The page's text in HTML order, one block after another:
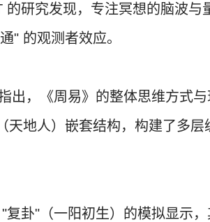
的研究发现，专注冥想的脑波
" 的观测者效应。
，《周易》的整体思维方式
天地人）嵌套结构，构建了多
卦"（一阳初生）的模拟显示